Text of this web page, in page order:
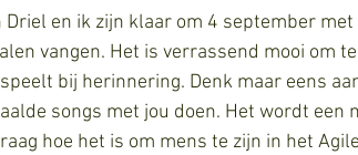
Driel en ik zijn klaar om 4 september
vangen. Het is verrassend mooi om
bij herinnering. Denk maar eens
songs met jou doen. Het wordt een
hoe het is om mens te zijn in het